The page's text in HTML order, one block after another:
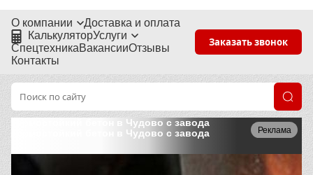
О компании
Доставка и оплата
КалькуляторУслуги
СпецтехникаВакансииОтзывы
Контакты
Заказать звонок
Реклама
Термостойкий бетон в Чудово с завода
Термостойкий бетон в Чудово с завода